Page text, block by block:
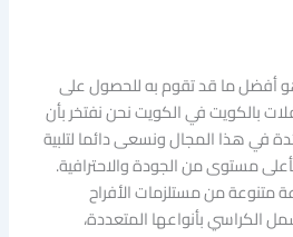
هو أفضل ما قد تقوم به للحصول على
بالكويت في الكويت نحن نفتخر بأن
في هذا المجال ونسعى دائما لتلبية
مستوى من الجودة والاحترافية.
من مستلزمات الأفراح
الكراسي بأنواعها المتعددة،